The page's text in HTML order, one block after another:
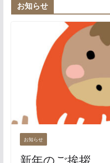
お知らせ
お知らせ